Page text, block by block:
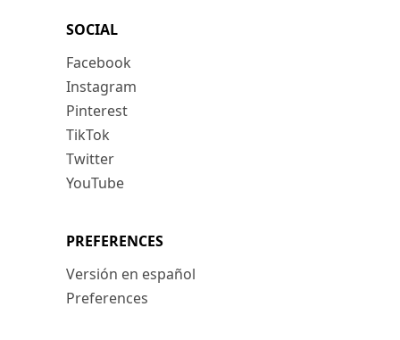
SOCIAL
Facebook
Instagram
Pinterest
TikTok
Twitter
YouTube
PREFERENCES
Versión en español
Preferences